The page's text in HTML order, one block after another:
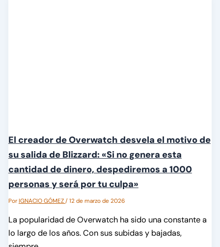
El creador de Overwatch desvela el motivo de
su salida de Blizzard: «Si no genera esta
cantidad de dinero, despediremos a 1000
personas y será por tu culpa»
PorIGNACIO GÓMEZ/12 de marzo de 2026
La popularidad de Overwatch ha sido una constante a
lo largo de los años. Con sus subidas y bajadas,